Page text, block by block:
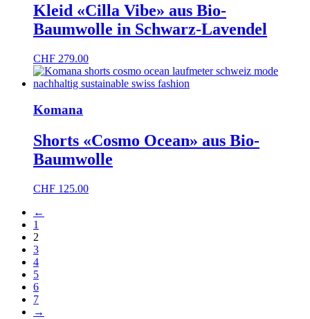
Kleid «Cilla Vibe» aus Bio-
Baumwolle in Schwarz-Lavendel
CHF 279.00
Komana
Shorts «Cosmo Ocean» aus Bio-
Baumwolle
CHF 125.00
←
1
2
3
4
5
6
7
→